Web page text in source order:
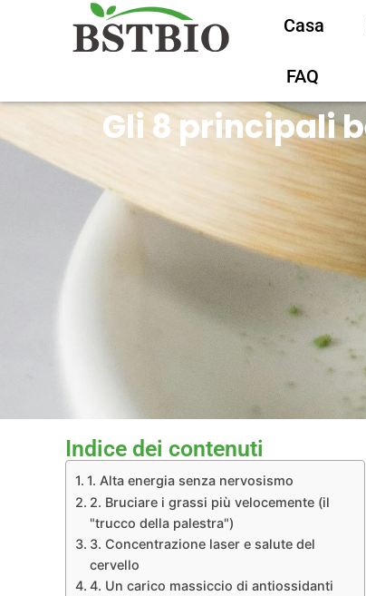
Casa
FAQ
Gli 8 principali
Indice dei contenuti
1. Alta energia senza nervosismo
2. Bruciare i grassi più velocemente (il
"trucco della palestra")
3. Concentrazione laser e salute del
cervello
4. Un carico massiccio di antiossidanti